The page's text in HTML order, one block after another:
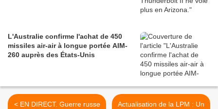
L'Australie confirme l'achat de 450
missiles air-air à longue portée AIM-
260 auprès des États-Unis
< EN DIRECT. Guerre russe
Actualisation de la LPM : Un